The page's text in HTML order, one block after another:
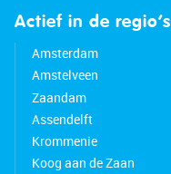
Actief in de regio’s
Amsterdam
Amstelveen
Zaandam
Assendelft
Krommenie
Koog aan de Zaan